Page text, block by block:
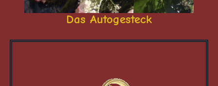
Das Autogesteck